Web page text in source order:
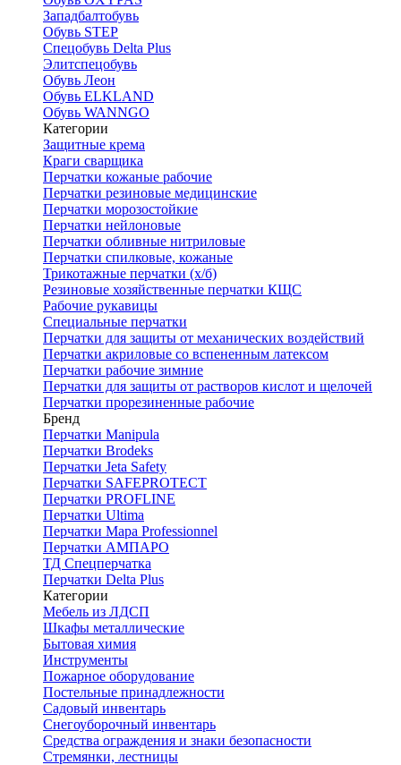
Западбалтобувь
Обувь STEP
Спецобувь Delta Plus
Элитспецобувь
Обувь Леон
Обувь ELKLAND
Обувь WANNGO
Категории
Защитные крема
Краги сварщика
Перчатки кожаные рабочие
Перчатки резиновые медицинские
Перчатки морозостойкие
Перчатки нейлоновые
Перчатки обливные нитриловые
Перчатки спилковые, кожаные
Трикотажные перчатки (х/б)
Резиновые хозяйственные перчатки КЩС
Рабочие рукавицы
Специальные перчатки
Перчатки для защиты от механических воздействий
Перчатки акриловые со вспененным латексом
Перчатки рабочие зимние
Перчатки для защиты от растворов кислот и щелочей
Перчатки прорезиненные рабочие
Бренд
Перчатки Manipula
Перчатки Brodeks
Перчатки Jeta Safety
Перчатки SAFEPROTECT
Перчатки PROFLINE
Перчатки Ultima
Перчатки Мара Professionnel
Перчатки АМПАРО
ТД Спецперчатка
Перчатки Delta Plus
Категории
Мебель из ЛДСП
Шкафы металлические
Бытовая химия
Инструменты
Пожарное оборудование
Постельные принадлежности
Садовый инвентарь
Снегоуборочный инвентарь
Средства ограждения и знаки безопасности
Стремянки, лестницы